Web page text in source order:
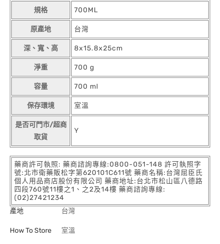
規格 700ML
原產地 台灣
深、寬、高 8x15.8x25cm
淨重 700 g
容量 700 ml
保存環境 室溫
是否可門市/超商
取貨
Y
藥商許可執照: 藥商諮詢專線:0800-051-148 許可執照字
號:北市衛藥販松字第620101C611號 藥商名稱:台灣屈臣氏
個人用品商店股份有限公司 藥商地址:台北市松山區八德路
四段760號11樓之1、之2及14樓 藥商諮詢專線:
(02)27421234
產地
台灣
How To Store 室溫